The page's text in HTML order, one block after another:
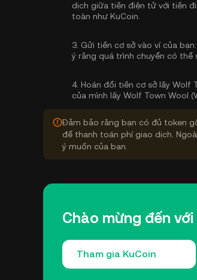
dịch giữa tiền điện tử với tiền
toàn như KuCoin.
3. Gửi tiền cơ sở vào ví của bạn:
ý rằng quá trình chuyển có thể
4. Hoán đổi tiền cơ sở lấy Wolf
của mình lấy Wolf Town Wool
Đảm bảo rằng bạn có đủ token
để thanh toán phí giao dịch.
ý muốn của bạn.
Chào mừng đến với
Tham gia KuCoin